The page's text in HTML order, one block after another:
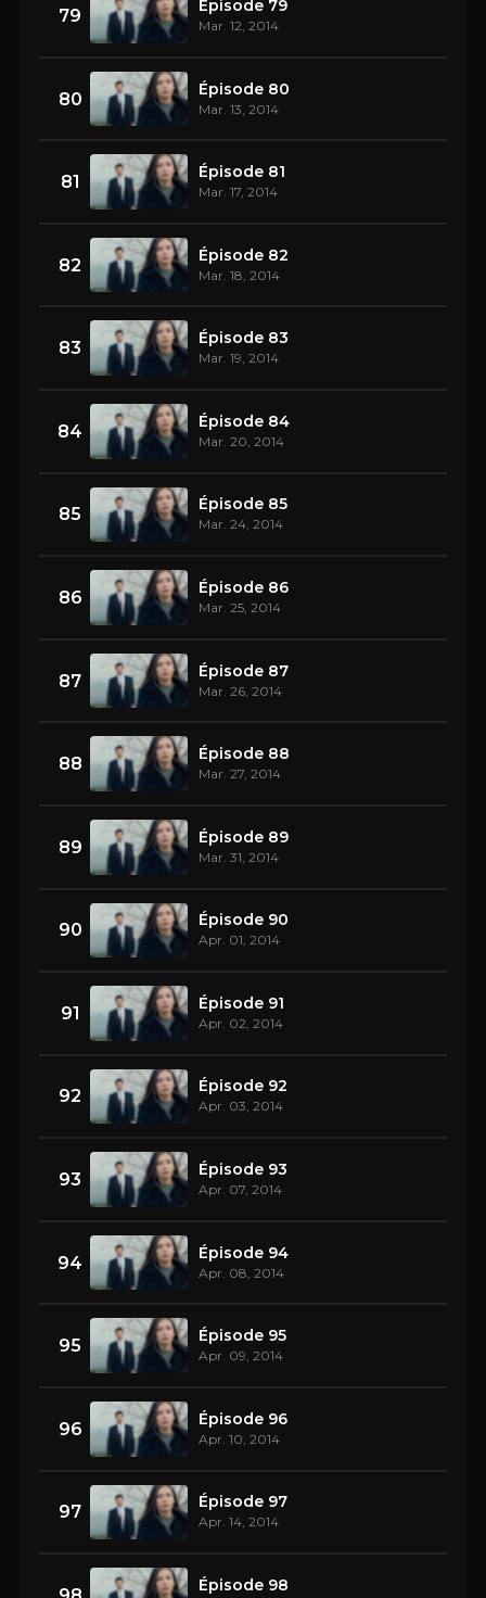
79 Épisode 79
Mar. 12, 2014
80 Épisode 80
Mar. 13, 2014
81 Épisode 81
Mar. 17, 2014
82 Épisode 82
Mar. 18, 2014
83 Épisode 83
Mar. 19, 2014
84 Épisode 84
Mar. 20, 2014
85 Épisode 85
Mar. 24, 2014
86 Épisode 86
Mar. 25, 2014
87 Épisode 87
Mar. 26, 2014
88 Épisode 88
Mar. 27, 2014
89 Épisode 89
Mar. 31, 2014
90 Épisode 90
Apr. 01, 2014
91 Épisode 91
Apr. 02, 2014
92 Épisode 92
Apr. 03, 2014
93 Épisode 93
Apr. 07, 2014
94 Épisode 94
Apr. 08, 2014
95 Épisode 95
Apr. 09, 2014
96 Épisode 96
Apr. 10, 2014
97 Épisode 97
Apr. 14, 2014
Épisode 98